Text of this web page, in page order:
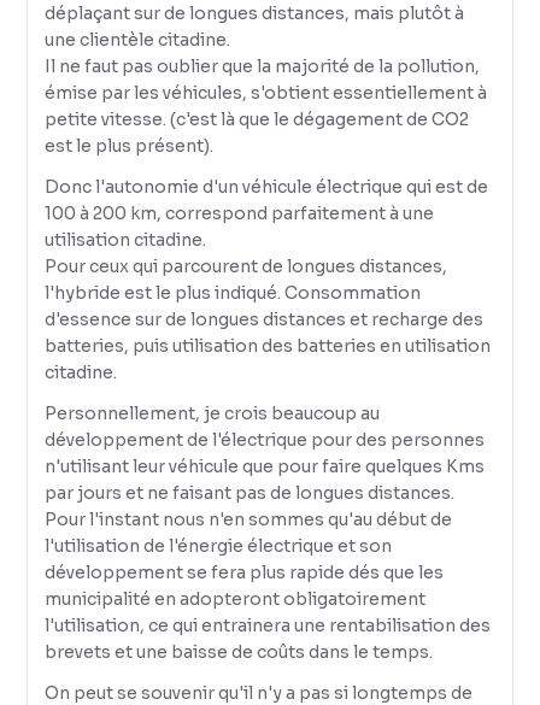
déplaçant sur de longues distances, mais plutôt à
une clientèle citadine.
Il ne faut pas oublier que la majorité de la pollution,
émise par les véhicules, s'obtient essentiellement à
petite vitesse. (c'est là que le dégagement de CO2
est le plus présent).
Donc l'autonomie d'un véhicule électrique qui est de
100 à 200 km, correspond parfaitement à une
utilisation citadine.
Pour ceux qui parcourent de longues distances,
l'hybride est le plus indiqué. Consommation
d'essence sur de longues distances et recharge des
batteries, puis utilisation des batteries en utilisation
citadine.
Personnellement, je crois beaucoup au
développement de l'électrique pour des personnes
n'utilisant leur véhicule que pour faire quelques Kms
par jours et ne faisant pas de longues distances.
Pour l'instant nous n'en sommes qu'au début de
l'utilisation de l'énergie électrique et son
développement se fera plus rapide dés que les
municipalité en adopteront obligatoirement
l'utilisation, ce qui entrainera une rentabilisation des
brevets et une baisse de coûts dans le temps.
On peut se souvenir qu'il n'y a pas si longtemps de